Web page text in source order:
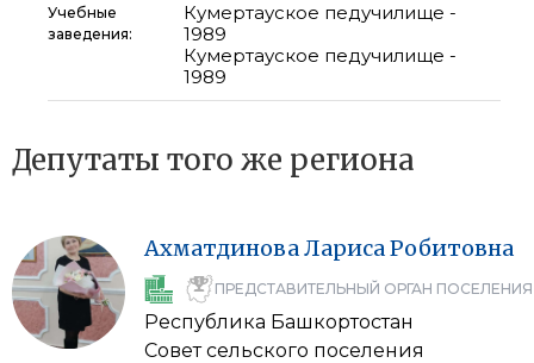
Учебные
заведения:
Кумертауское педучилище -
1989
Кумертауское педучилище -
1989
Депутаты того же региона
АхматдиноваЛарисаРобитовна
ПРЕДСТАВИТЕЛЬНЫЙ ОРГАН ПОСЕЛЕНИЯ
Республика Башкортостан
Совет сельского поселения